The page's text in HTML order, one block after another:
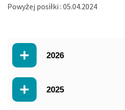
Powyżej posiłki : 05.04.2024
2026
2025